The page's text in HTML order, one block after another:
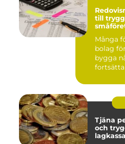
till
Många
bolag
bygga
Tjäna
och